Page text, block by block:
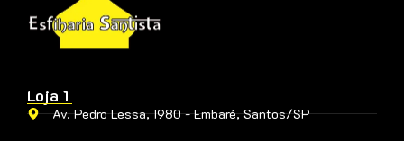
Loja 1
Av. Pedro Lessa, 1980 - Embaré, Santos/SP